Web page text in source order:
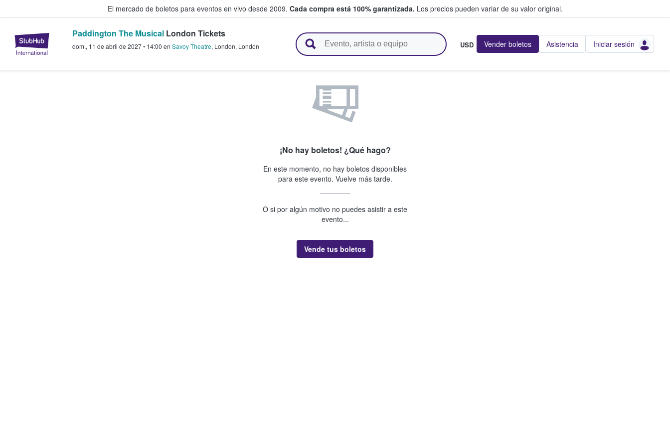
El mercado de boletos para eventos en vivo desde 2009. Cada compra está 100% garantizada. Los precios pueden variar de su valor original.
StubHub: donde los fans compran y venden boletos
Paddington The Musical London Tickets
dom., 11 de abril de 2027• 14:00 en Savoy Theatre, London, London USD Vender boletos Asistencia Iniciar sesión
¡No hay boletos! ¿Qué hago?
En este momento, no hay boletos disponibles
para este evento. Vuelve más tarde.
O si por algún motivo no puedes asistir a este
evento...
Vende tus boletos